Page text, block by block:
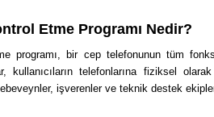
Etme Programı Nedir?
programı, bir cep telefonunun tüm
kullanıcıların telefonlarına fiziksel
işverenler ve teknik destek